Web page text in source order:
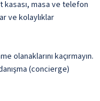
masa ve telefon
ve kolaylıklar
olanaklarını kaçırmayın.
(concierge)